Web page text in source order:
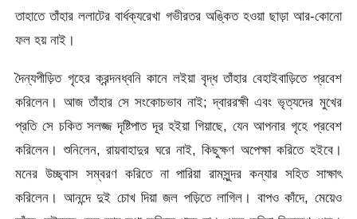
তাহাতে তাঁহার ললাটের বার্ধক্যরেখা গভীরতর অঙ্কিত হওয়া ছাড়া আর-কোনো
ফল হয় নাই।
দৈন্যপীড়িত গৃহের ক্রন্দনধ্বনি কানে লইয়া বৃদ্ধ তাঁহার বেহাইবাড়িতে প্রবেশ
করিলেন। আজ তাঁহার সে সংকোচভাব নাই; দ্বাররক্ষী এবং ভৃত্যদের মুখের
প্রতি সে চকিত সলজ্জ দৃষ্টিপাত দূর হইয়া গিয়াছে, যেন আপনার গৃহে প্রবেশ
করিলেন। শুনিলেন, রায়বাহাদুর ঘরে নাই, কিছুক্ষণ অপেক্ষা করিতে হইবে।
মনের উচ্ছ্বাস সম্বরণ করিতে না পারিয়া রামসুন্দর কন্যার সহিত সাক্ষাৎ
করিলেন। আনন্দে দুই চোখ দিয়া জল পড়িতে লাগিল। বাপও কাঁদে, মেয়েও